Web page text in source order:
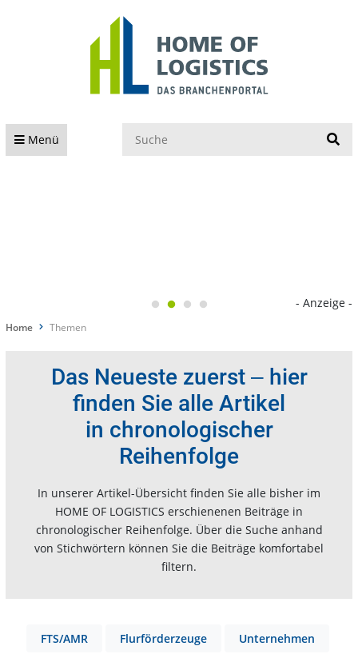
Menü
- Anzeige -
Home Themen
Das Neueste zuerst ‒ hier
finden Sie alle Artikel
in chronologischer
Reihenfolge
In unserer Artikel-Übersicht finden Sie alle bisher im
HOME OF LOGISTICS erschienenen Beiträge in
chronologischer Reihenfolge. Über die Suche anhand
von Stichwörtern können Sie die Beiträge komfortabel
filtern.
FTS/AMR Flurförderzeuge Unternehmen